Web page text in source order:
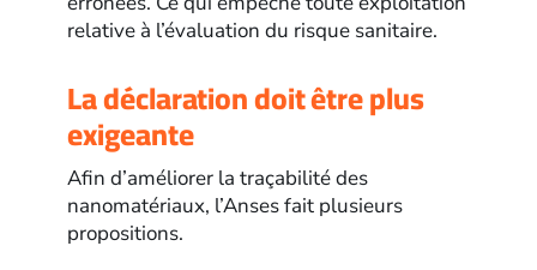
relative à l’évaluation du risque sanitaire.
La déclaration doit être plus
exigeante
Afin d’améliorer la traçabilité des
nanomatériaux, l’Anses fait plusieurs
propositions.